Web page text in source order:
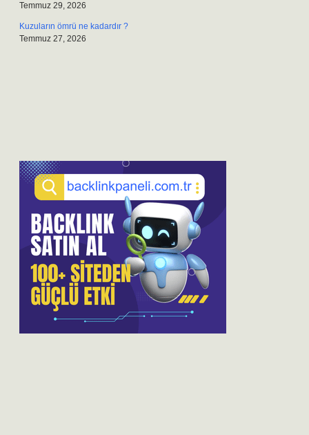
Temmuz 29, 2026
Kuzuların ömrü ne kadardır ?
Temmuz 27, 2026